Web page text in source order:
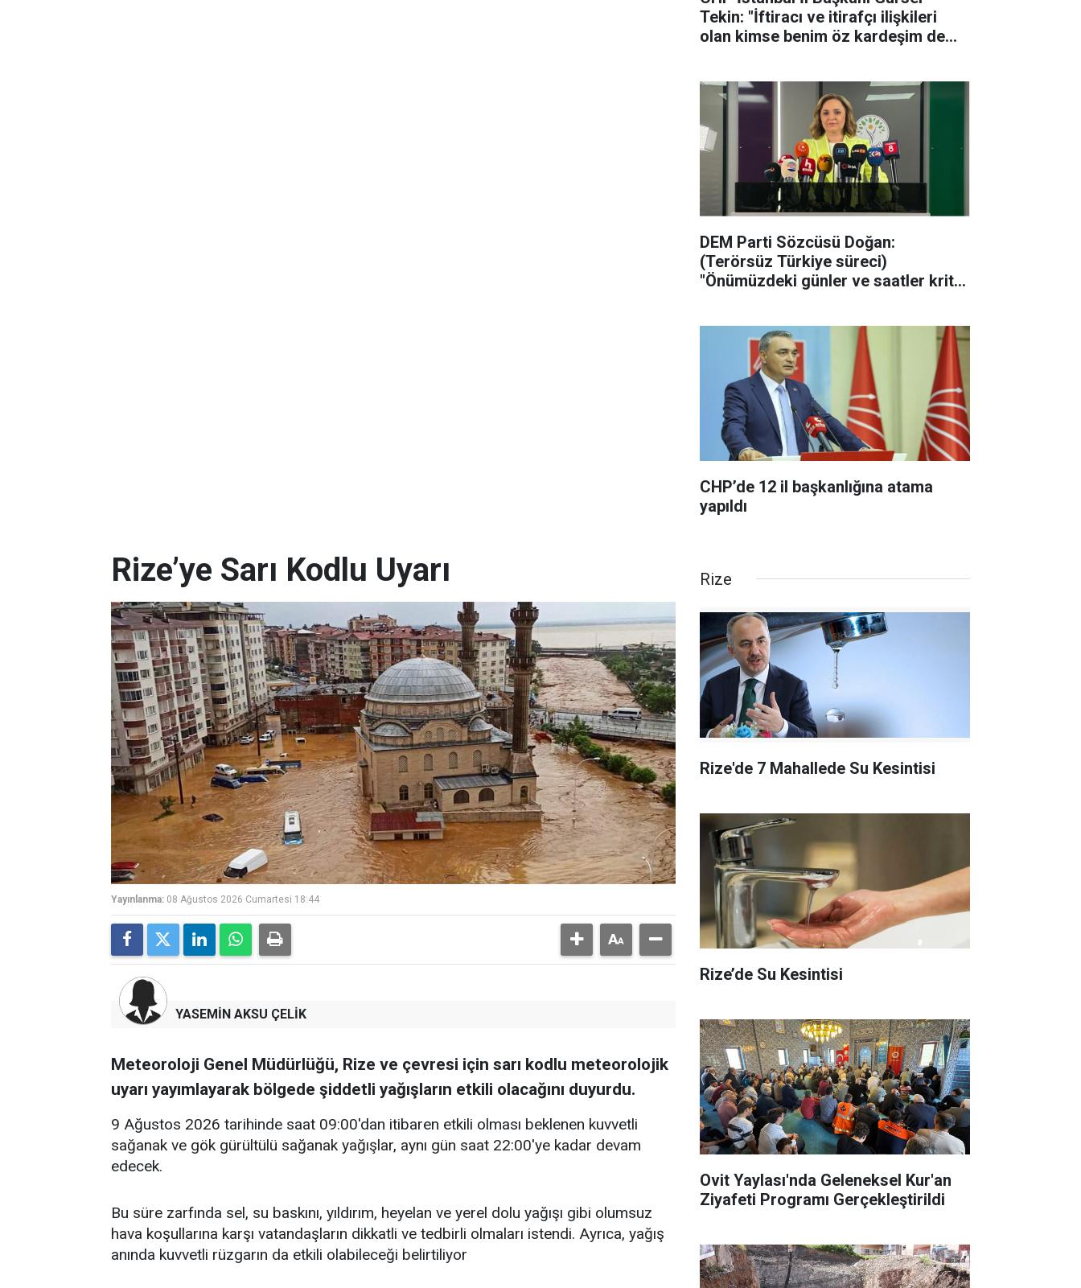
Tekin: "İftiracı ve itirafçı ilişkileri
olan kimse benim öz kardeşim de
DEM Parti Sözcüsü Doğan:
(Terörsüz Türkiye süreci)
"Önümüzdeki günler ve saatler kritik
CHP’de 12 il başkanlığına atama
yapıldı
Rize’ye Sarı Kodlu Uyarı
Yayınlanma: 08 Ağustos 2026 Cumartesi 18:44
YASEMİN AKSU ÇELİK
Meteoroloji Genel Müdürlüğü, Rize ve çevresi için sarı kodlu meteorolojik
uyarı yayımlayarak bölgede şiddetli yağışların etkili olacağını duyurdu.
9 Ağustos 2026 tarihinde saat 09:00'dan itibaren etkili olması beklenen kuvvetli
sağanak ve gök gürültülü sağanak yağışlar, aynı gün saat 22:00'ye kadar devam
edecek.
Bu süre zarfında sel, su baskını, yıldırım, heyelan ve yerel dolu yağışı gibi olumsuz
hava koşullarına karşı vatandaşların dikkatli ve tedbirli olmaları istendi. Ayrıca, yağış
anında kuvvetli rüzgarın da etkili olabileceği belirtiliyor
Rize
Rize'de 7 Mahallede Su Kesintisi
Rize’de Su Kesintisi
Ovit Yaylası'nda Geleneksel Kur'an
Ziyafeti Programı Gerçekleştirildi